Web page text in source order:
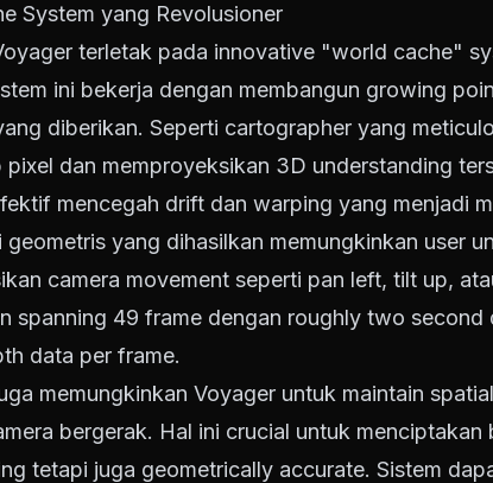
System yang Revolusioner
terletak pada innovative "world cache"
ini bekerja dengan membangun growing
diberikan. Seperti cartographer yang
dan memproyeksikan 3D understanding
mencegah drift dan warping yang menjadi
geometris yang dihasilkan memungkinkan user
camera movement seperti pan left, tilt up,
spanning 49 frame dengan roughly two
data per frame.
memungkinkan Voyager untuk maintain
bergerak. Hal ini crucial untuk
tetapi juga geometrically accurate. Sistem